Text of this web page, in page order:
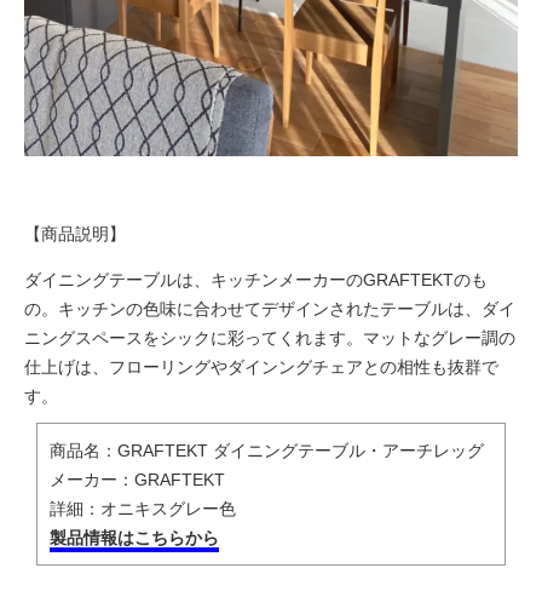
【商品説明】
ダイニングテーブルは、キッチンメーカーのGRAFTEKTのも
の。キッチンの色味に合わせてデザインされたテーブルは、ダイ
ニングスペースをシックに彩ってくれます。マットなグレー調の
仕上げは、フローリングやダインングチェアとの相性も抜群で
す。
商品名：GRAFTEKT ダイニングテーブル・アーチレッグ
メーカー：GRAFTEKT
詳細：オニキスグレー色
製品情報はこちらから